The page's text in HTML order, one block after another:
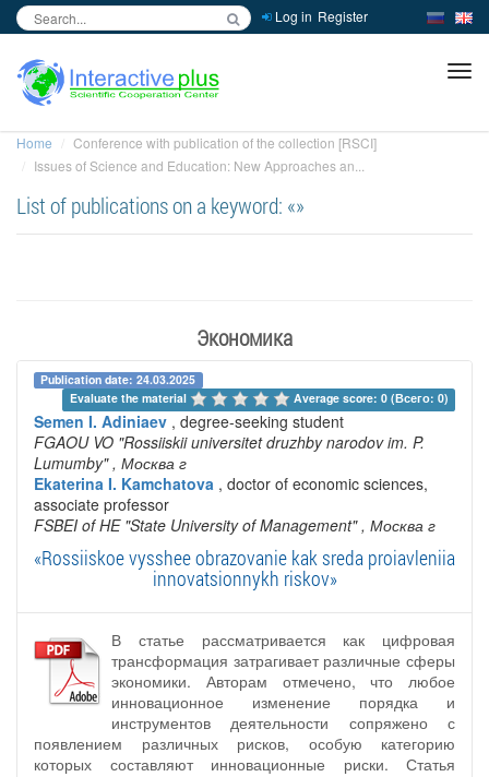
Log in Register
Home
Conference with publication of the collection [RSCI]
Issues of Science and Education: New Approaches an...
List of publications on a keyword: «»
Экономика
Publication date: 24.03.2025
Evaluate the material
Average score: 0 (Всего: 0)
Semen I. Adiniaev , degree-seeking student
FGAOU VO "Rossiiskii universitet druzhby narodov im. P.
Lumumby" , Москва г
Ekaterina I. Kamchatova , doctor of economic sciences,
associate professor
FSBEI of HE "State University of Management" , Москва г
«Rossiiskoe vysshee obrazovanie kak sreda proiavleniia
innovatsionnykh riskov»
В статье рассматривается как цифровая
трансформация затрагивает различные сферы
экономики. Авторам отмечено, что любое
инновационное изменение порядка и
инструментов деятельности сопряжено с
появлением различных рисков, особую категорию
которых составляют инновационные риски. Статья